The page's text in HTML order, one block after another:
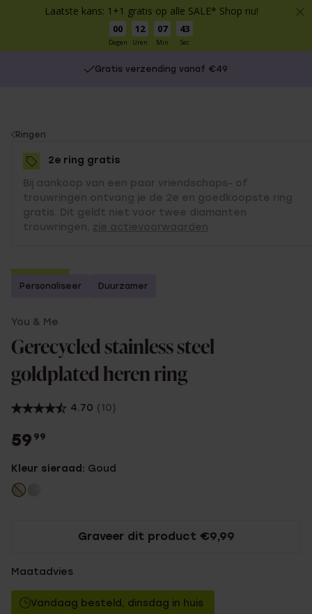
Laatste kans: 1+1 gratis op alle SALE* Shop nu!
00
Dagen
12
Uren
07
Min
42
Sec
Gratis verzending vanaf €49
You
are
here:
Ringen
2e ring gratis
Bij aankoop van een paar vriendschaps- of
trouwringen ontvang je de 2e en goedkoopste ring
gratis. Dit geldt niet voor twee diamanten
trouwringen, zie actievoorwaarden
2e gratis
Personaliseer Duurzamer
You & Me
Gerecycled stainless steel
goldplated heren ring
4.70 (10)
59 99
Kleur sieraad: Goud
Graveer dit product €9,99
Maatadvies
Vandaag besteld, dinsdag in huis